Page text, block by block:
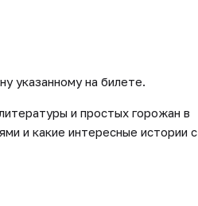
указанному на билете.
и простых горожан в
и какие интересные истории с